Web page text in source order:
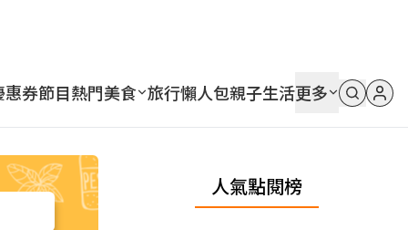
惠券節目熱門美食 旅行懶人包親子生活更多
人氣點閱榜